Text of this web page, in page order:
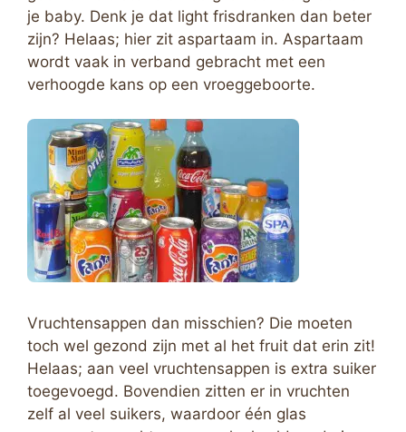
je baby. Denk je dat light frisdranken dan beter
zijn? Helaas; hier zit aspartaam in. Aspartaam
wordt vaak in verband gebracht met een
verhoogde kans op een vroeggeboorte.
Vruchtensappen dan misschien? Die moeten
toch wel gezond zijn met al het fruit dat erin zit!
Helaas; aan veel vruchtensappen is extra suiker
toegevoegd. Bovendien zitten er in vruchten
zelf al veel suikers, waardoor één glas